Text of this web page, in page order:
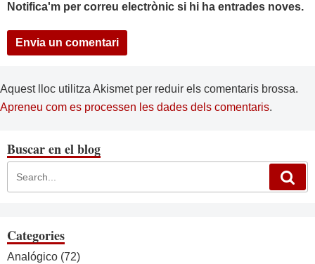
Notifica'm per correu electrònic si hi ha entrades noves.
Aquest lloc utilitza Akismet per reduir els comentaris brossa.
Apreneu com es processen les dades dels comentaris.
Buscar en el blog
Categories
Analógico (72)